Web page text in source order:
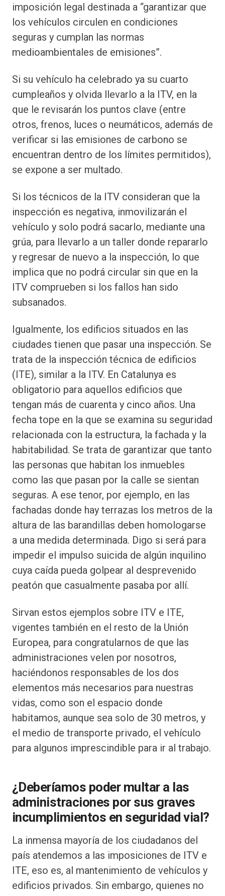
imposición legal destinada a “garantizar que
los vehículos circulen en condiciones
seguras y cumplan las normas
medioambientales de emisiones”.
Si su vehículo ha celebrado ya su cuarto
cumpleaños y olvida llevarlo a la ITV, en la
que le revisarán los puntos clave (entre
otros, frenos, luces o neumáticos, además de
verificar si las emisiones de carbono se
encuentran dentro de los límites permiti­dos),
se expone a ser multado.
Si los técnicos de la ITV consideran que la
inspección es negativa, inmovilizarán el
vehículo y solo podrá sacarlo, mediante una
grúa, para llevarlo a un taller donde repararlo
y regresar de nuevo a la inspección, lo que
implica que no podrá circular sin que en la
ITV comprueben si los fallos han sido
subsanados.
Igualmente, los edificios situados en las
ciudades tienen que pasar una inspección. Se
trata de la inspección técnica de edificios
(ITE), similar a la ITV. En Catalunya es
obligatorio para aquellos edificios que
tengan más de cuarenta y cinco años. Una
fecha tope en la que se examina su seguridad
relacionada con la estructura, la fachada y la
habitabilidad. Se trata de garantizar que tanto
las personas que habitan los inmuebles
como las que pasan por la calle se sientan
seguras. A ese tenor, por ejemplo, en las
fachadas donde hay terrazas los metros de la
altura de las barandillas deben homologarse
a una medida determinada. Digo si será para
impedir el impulso suicida de algún inquilino
cuya caída pueda golpear al desprevenido
peatón que casualmente pasaba por allí.
Sirvan estos ejemplos sobre ITV e ITE,
vigentes también en el resto de la Unión
Europea, para congratularnos de que las
administraciones velen por nosotros,
haciéndonos responsables de los dos
elementos más necesarios para nuestras
vidas, como son el espacio donde
habitamos, aunque sea solo de 30 metros, y
el medio de transporte privado, el vehículo
para algunos imprescindible para ir al trabajo.
¿Deberíamos poder multar a las
administraciones por sus graves
incumplimientos en seguridad vial?
La inmensa mayoría de los ciudadanos del
país atendemos a las imposiciones de ITV e
ITE, eso es, al mantenimiento de vehículos y
edificios privados. Sin embargo, quienes no